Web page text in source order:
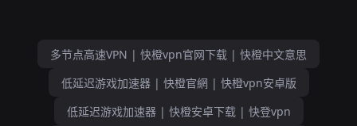
多节点高速VPN | 快橙vpn官网下载 | 快橙中文意思
低延迟游戏加速器 | 快橙官網 | 快橙vpn安卓版
低延迟游戏加速器 | 快橙安卓下载 | 快登vpn